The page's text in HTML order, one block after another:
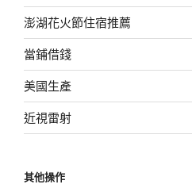
澎湖花火節住宿推薦
當鋪借錢
美國生產
近視雷射
其他操作